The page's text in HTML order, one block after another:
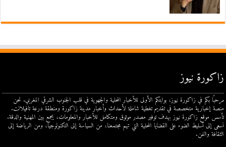
زاكورة نيوز
مرحبًا بكم في زاكورة نيوز، بوابتكم الأولى للأخبار المحلية والجهوية في قلب الجنوب الشرقي المغربي. نحن
منصة إخبارية متخصصة في تقديم تغطية شاملة لأحداث وأخبار مدينة زاكورة ومنطقة درعة تافيلالت.
تأسس موقع زاكورة نيوز بهدف توفير مصدر موثوق ومتكامل للأخبار والمعلومات، يجمع بين المهنية والدقة.
نسعى إلى تسليط الضوء على القضايا المحلية التي تهم مجتمعنا، من السياسة إلى التكنولوجيا، ومن الرياضة إلى
الثقافة والفن.